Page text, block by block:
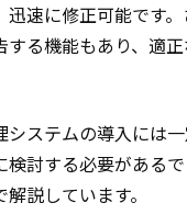
迅速に修正可能です
する機能もあり、適
システムの導入には
検討する必要がある
説しています。